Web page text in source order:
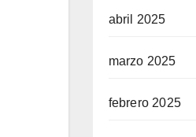
abril 2025
marzo 2025
febrero 2025